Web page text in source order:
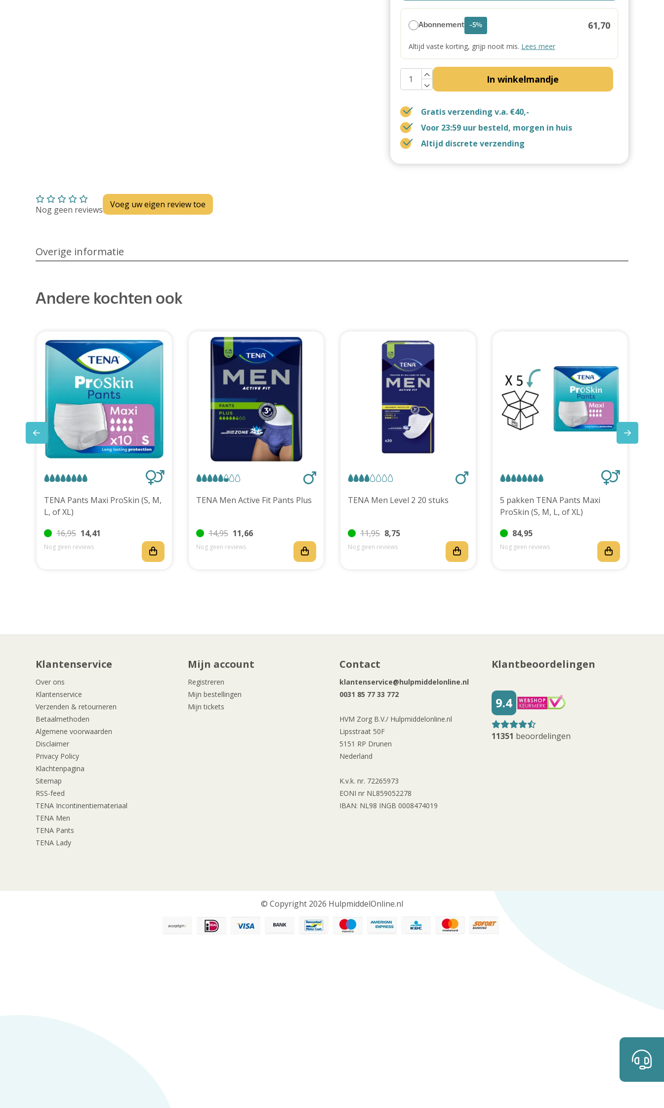
Abonnement -5% 61,70
Altijd vaste korting, grijp nooit mis. Lees meer
In winkelmandje
Gratis verzending v.a. €40,-
Voor 23:59 uur besteld, morgen in huis
Altijd discrete verzending
Nog geen reviews Voeg uw eigen review toe
Overige informatie
Andere kochten ook
TENA Pants Maxi ProSkin (S, M,
L, of XL)
16,95 14,41
Nog geen reviews
TENA Men Active Fit Pants Plus
14,95 11,66
Nog geen reviews
TENA Men Level 2 20 stuks
11,95 8,75
Nog geen reviews
5 pakken TENA Pants Maxi
ProSkin (S, M, L, of XL)
84,95
Nog geen reviews
Klantenservice
Over ons
Klantenservice
Verzenden & retourneren
Betaalmethoden
Algemene voorwaarden
Disclaimer
Privacy Policy
Klachtenpagina
Sitemap
RSS-feed
TENA Incontinentiemateriaal
TENA Men
TENA Pants
TENA Lady
Mijn account
Registreren
Mijn bestellingen
Mijn tickets
Contact
klantenservice@hulpmiddelonline.nl
0031 85 77 33 772
HVM Zorg B.V./ Hulpmiddelonline.nl
Lipsstraat 50F
5151 RP Drunen
Nederland
K.v.k. nr. 72265973
EONI nr NL859052278
IBAN: NL98 INGB 0008474019
Klantbeoordelingen
9.4
11351 beoordelingen
© Copyright 2026 HulpmiddelOnline.nl